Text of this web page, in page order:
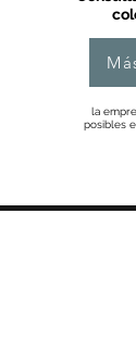
la
posibles